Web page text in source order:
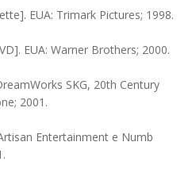
EUA: Trimark Pictures; 1998.
EUA: Warner Brothers; 2000.
SKG, 20th Century
2001.
Entertainment e Numb